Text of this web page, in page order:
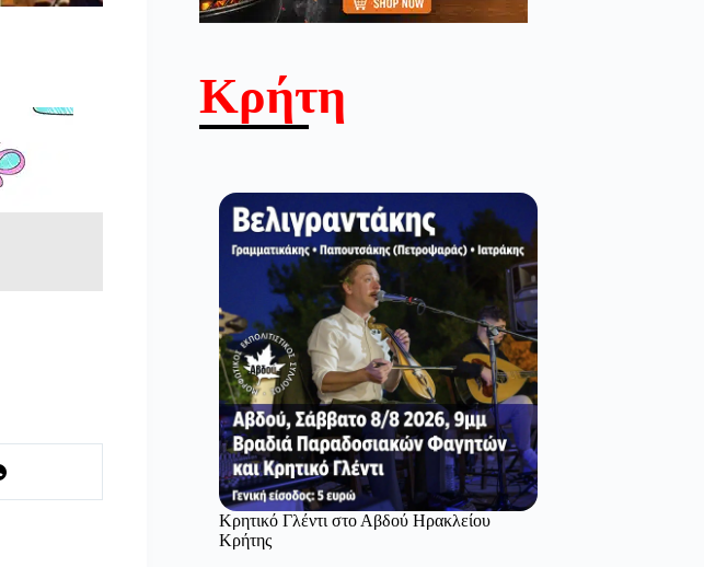
Κρήτη
Κρητικό Γλέντι στο Αβδού Ηρακλείου
Κρήτης